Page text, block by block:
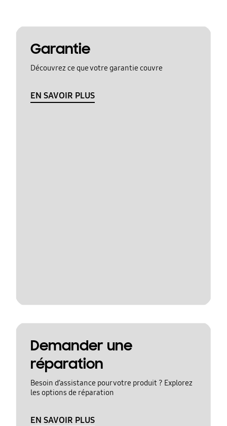
Garantie
Découvrez ce que votre garantie couvre
EN SAVOIR PLUS
Demander une
réparation
Besoin d’assistance pour votre produit ? Explorez
les options de réparation
EN SAVOIR PLUS